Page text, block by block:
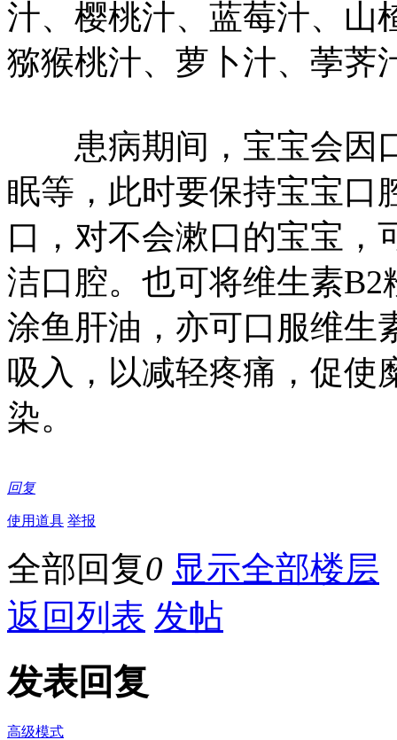
汁、樱桃汁、蓝莓汁、山
猕猴桃汁、萝卜汁、荸荠
患病期间，宝宝会因
眠等，此时要保持宝宝口
口，对不会漱口的宝宝，
洁口腔。也可将维生素
涂鱼肝油，亦可口服维生
吸入，以减轻疼痛，促使
染。
回复
使用道具 举报
全部回复0 显示全部楼层
返回列表 发帖
发表回复
高级模式